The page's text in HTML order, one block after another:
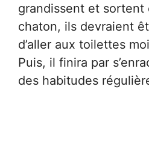
grandissent et sortent
chaton, ils devraient
d’aller aux toilettes
Puis, il finira par
des habitudes